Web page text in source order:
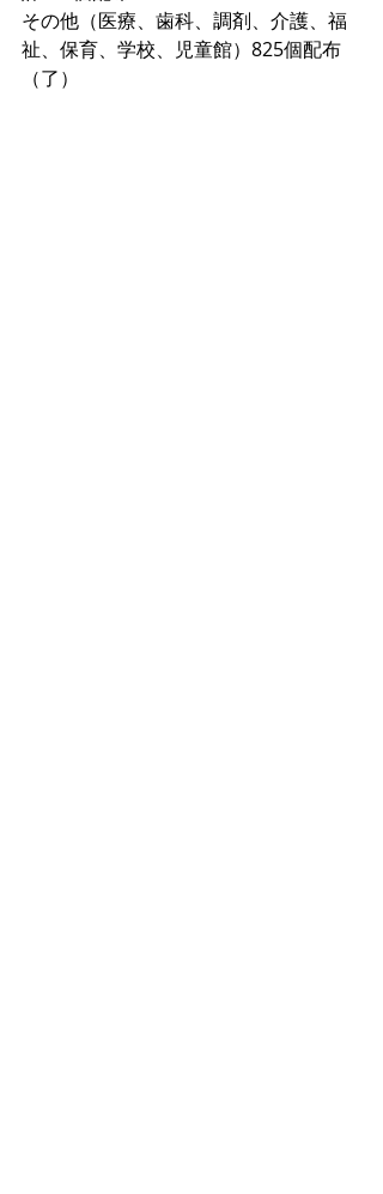
その他（医療、歯科、調剤、介護、福
祉、保育、学校、児童館）825個配布
（了）